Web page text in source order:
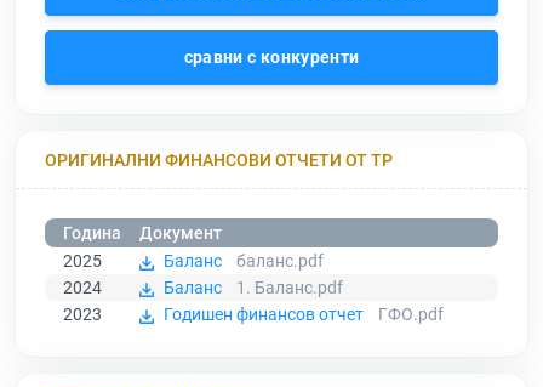
сравни с конкуренти
ОРИГИНАЛНИ ФИНАНСОВИ ОТЧЕТИ ОТ ТР
Година
Документ
2025
Баланс
баланс.pdf
2024
Баланс
1. Баланс.pdf
2023
Годишен финансов отчет ГФО.pdf